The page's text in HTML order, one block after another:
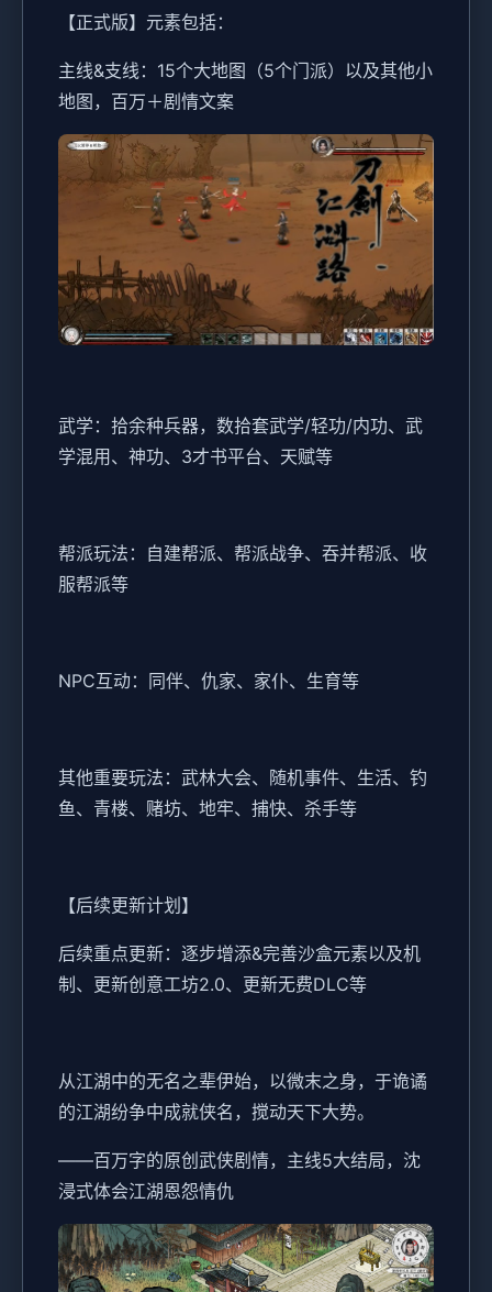
【正式版】元素包括：
主线&支线：15个大地图（5个门派）以及其他小
地图，百万＋剧情文案
武学：拾余种兵器，数拾套武学/轻功/内功、武
学混用、神功、3才书平台、天赋等
帮派玩法：自建帮派、帮派战争、吞并帮派、收
服帮派等
NPC互动：同伴、仇家、家仆、生育等
其他重要玩法：武林大会、随机事件、生活、钓
鱼、青楼、赌坊、地牢、捕快、杀手等
【后续更新计划】
后续重点更新：逐步增添&完善沙盒元素以及机
制、更新创意工坊2.0、更新无费DLC等
从江湖中的无名之辈伊始，以微末之身，于诡谲
的江湖纷争中成就侠名，搅动天下大势。
——百万字的原创武侠剧情，主线5大结局，沈
浸式体会江湖恩怨情仇